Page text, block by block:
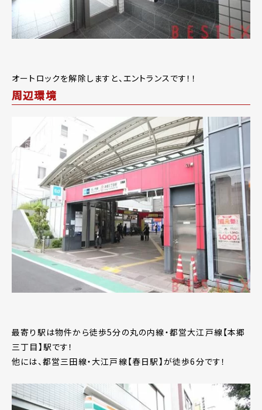
オートロックを解除しますと、エントランスです！！
周辺環境
最寄り駅は物件から徒歩5分の丸の内線・都営大江戸線【本郷
三丁目】駅です！
他には、都営三田線・大江戸線【春日駅】が徒歩6分です！